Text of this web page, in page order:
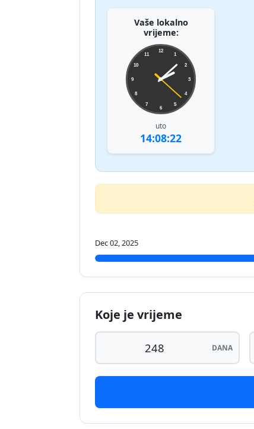
Vaše lokalno
vrijeme:
12
1
2
3
4
5
6
7
8
9
10
11
uto
14:08:22
Dec 02, 2025
Koje je vrijeme
DANA